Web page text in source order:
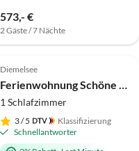
573,- €
2 Gäste / 7 Nächte
4.9 (4)
Diemelsee
1 Schlafzimmer
3/ 5
Klassifizierung
Schnellantworter